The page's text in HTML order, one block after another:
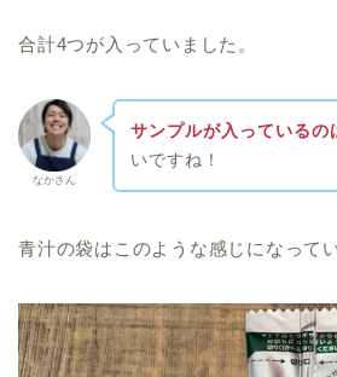
合計4つが入っていました。
なかさん
サンプルが入っているの
いですね！
青汁の袋はこのような感じになって